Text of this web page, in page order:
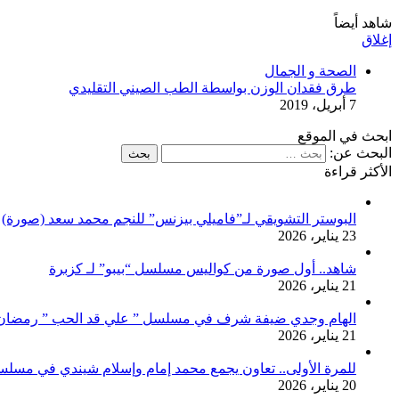
شاهد أيضاً
إغلاق
الصحة و الجمال
طرق فقدان الوزن بواسطة الطب الصيني التقليدي
7 أبريل، 2019
ابحث في الموقع
البحث عن:
الأكثر قراءة
البوستر التشويقي لـ”فاميلي بيزنس” للنجم محمد سعد (صورة)
23 يناير، 2026
شاهد.. أول صورة من كواليس مسلسل “بيبو” لـ كزبرة
21 يناير، 2026
الهام وجدي ضيفة شرف في مسلسل ” علي قد الحب ” رمضان
21 يناير، 2026
للمرة الأولى.. تعاون يجمع محمد إمام وإسلام شيندي في
20 يناير، 2026